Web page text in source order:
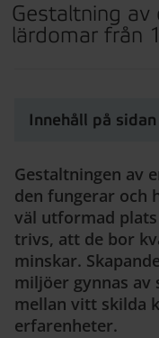
Gestaltning
lärdomar från
Innehåll på sidan
Gestaltningen av
den fungerar och
väl utformad
trivs, att de bor
minskar.
miljöer gynnas av
mellan vitt skilda
erfarenheter.